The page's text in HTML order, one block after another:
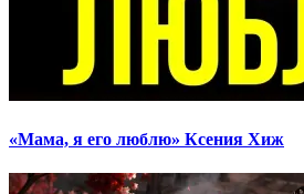
«Мама, я его люблю» Ксения Хиж